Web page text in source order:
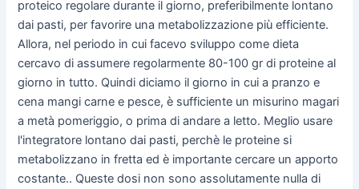
proteico regolare durante il giorno, preferibilmente lontano
dai pasti, per favorire una metabolizzazione più efficiente.
Allora, nel periodo in cui facevo sviluppo come dieta
cercavo di assumere regolarmente 80-100 gr di proteine al
giorno in tutto. Quindi diciamo il giorno in cui a pranzo e
cena mangi carne e pesce, è sufficiente un misurino magari
a metà pomeriggio, o prima di andare a letto. Meglio usare
l'integratore lontano dai pasti, perchè le proteine si
metabolizzano in fretta ed è importante cercare un apporto
costante.. Queste dosi non sono assolutamente nulla di